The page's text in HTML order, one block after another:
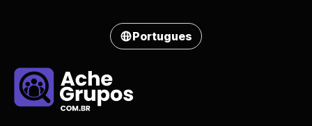
Portugues